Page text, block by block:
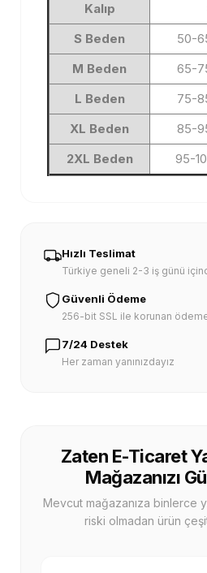
Kalıp
S Beden
50-
M Beden
65-
L Beden
75-
XL Beden
85-
2XL Beden
95-
Hızlı Teslimat
Türkiye geneli 2-3 iş günü
Güvenli Ödeme
256-bit SSL ile korunan
7/24 Destek
Her zaman yanınızdayız
Zaten E-Ticaret
Mağazanızı
Mevcut mağazanıza binlerce
riski olmadan ürün